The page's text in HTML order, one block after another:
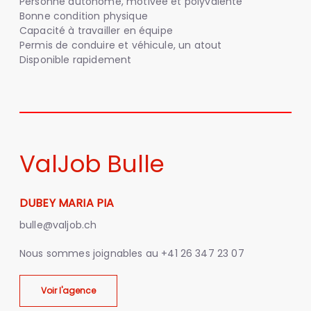
Bonne condition physique
Capacité à travailler en équipe
Permis de conduire et véhicule, un atout
Disponible rapidement
ValJob Bulle
DUBEY MARIA PIA
bulle@valjob.ch
Nous sommes joignables au +41 26 347 23 07
Voir l'agence